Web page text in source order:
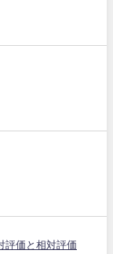
評価と相対評価